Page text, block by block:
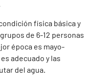
física básica y
de 6-12 personas
época es mayo-
adecuado y las
del agua.